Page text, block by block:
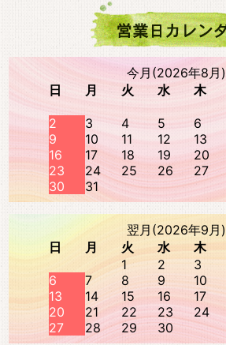
今月(2026年8月)
日
月 火 水 木
2
3 4 5 6
9
10 11 12 13
16
17 18 19 20
23
24 25 26 27
30
31
翌月(2026年9月)
日
月 火 水 木
1
2 3
6
7 8 9 10
13
14 15 16 17
20
21 22 23 24
27
28 29 30